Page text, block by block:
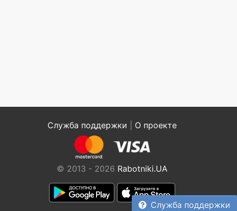
Служба поддержки
Служба поддержки О проекте
© 2013 - 2026 Rabotniki.UA